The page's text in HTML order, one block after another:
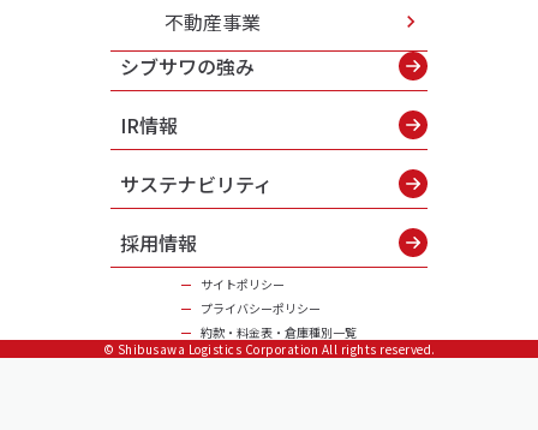
不動産事業
シブサワの強み
IR情報
サステナビリティ
採用情報
サイトポリシー
プライバシーポリシー
約款・料金表・倉庫種別一覧
© Shibusawa Logistics Corporation All rights reserved.